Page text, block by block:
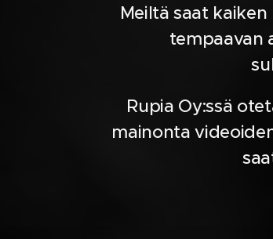
Meiltä saat
tempaavan
Rupia Oy:ssä
mainonta